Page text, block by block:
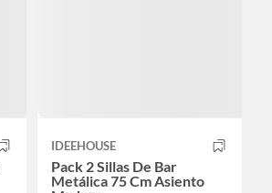
IDEEHOUSE
Pack 2 Sillas De Bar
Metálica 75 Cm Asiento